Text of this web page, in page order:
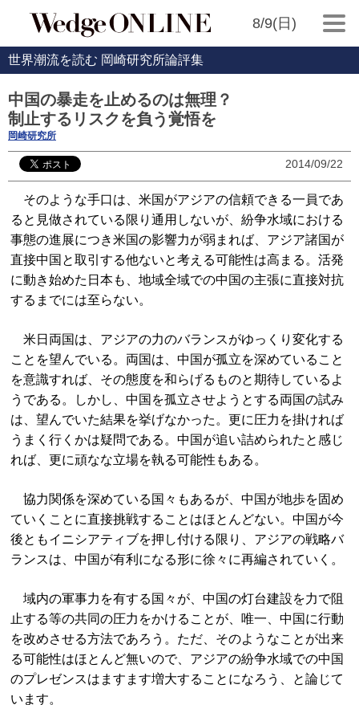
8/9(日)
世界潮流を読む 岡崎研究所論評集
中国の暴走を止めるのは無理？
制止するリスクを負う覚悟を
岡崎研究所
2014/09/22
そのような手口は、米国がアジアの信頼できる一員であ
ると見做されている限り通用しないが、紛争水域における
事態の進展につき米国の影響力が弱まれば、アジア諸国が
直接中国と取引する他ないと考える可能性は高まる。活発
に動き始めた日本も、地域全域での中国の主張に直接対抗
するまでには至らない。
米日両国は、アジアの力のバランスがゆっくり変化する
ことを望んでいる。両国は、中国が孤立を深めていること
を意識すれば、その態度を和らげるものと期待しているよ
うである。しかし、中国を孤立させようとする両国の試み
は、望んでいた結果を挙げなかった。更に圧力を掛ければ
うまく行くかは疑問である。中国が追い詰められたと感じ
れば、更に頑なな立場を執る可能性もある。
協力関係を深めている国々もあるが、中国が地歩を固め
ていくことに直接挑戦することはほとんどない。中国が今
後ともイニシアティブを押し付ける限り、アジアの戦略バ
ランスは、中国が有利になる形に徐々に再編されていく。
域内の軍事力を有する国々が、中国の灯台建設を力で阻
止する等の共同の圧力をかけることが、唯一、中国に行動
を改めさせる方法であろう。ただ、そのようなことが出来
る可能性はほとんど無いので、アジアの紛争水域での中国
のプレゼンスはますます増大することになろう、と論じて
います。